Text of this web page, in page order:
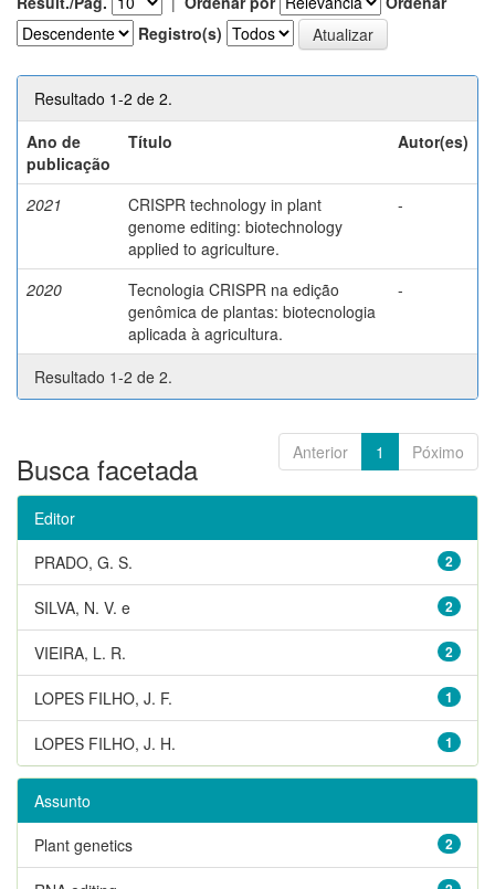
Registro(s)
Resultado 1-2 de 2.
Ano de
publicação
Título Autor(es)
2021
CRISPR technology in plant
genome editing: biotechnology
applied to agriculture.
-
2020
Tecnologia CRISPR na edição
genômica de plantas: biotecnologia
aplicada à agricultura.
-
Resultado 1-2 de 2.
Anterior 1 Póximo
Busca facetada
Editor
2
PRADO, G. S.
2
SILVA, N. V. e
2
VIEIRA, L. R.
1
LOPES FILHO, J. F.
1
LOPES FILHO, J. H.
Assunto
2
Plant genetics